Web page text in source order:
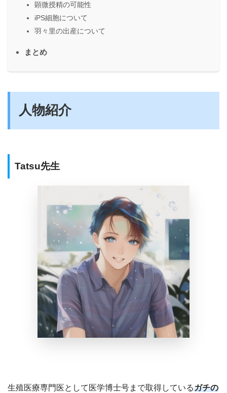
顕微授精の可能性
iPS細胞について
羽々里の出産について
まとめ
人物紹介
Tatsu先生
生殖医療専門医として医学博士号まで取得しているガチの